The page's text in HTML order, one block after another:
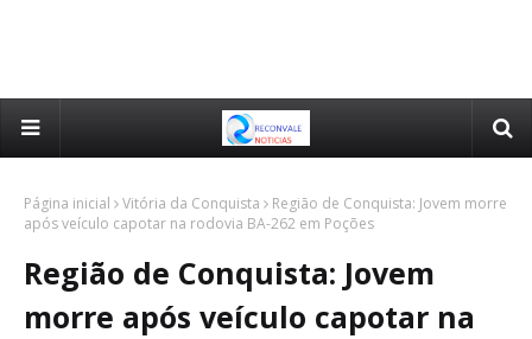
Página inicial Vitória da Conquista
Região de Conquista: Jovem morre
após veículo capotar na rodovia BA-262 em Poções
Região de Conquista: Jovem
morre após veículo capotar na